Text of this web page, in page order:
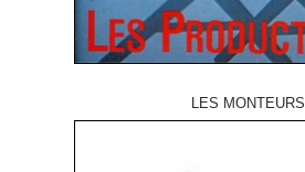
LES MONTEURS